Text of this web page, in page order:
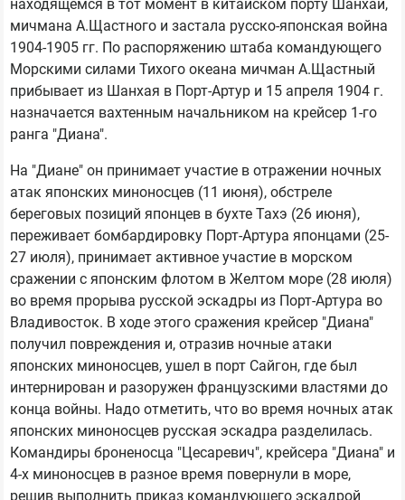
находящемся в тот момент в китайском порту Шанхай,
мичмана А.Щастного и застала русско-японская война
1904-1905 гг. По распоряжению штаба командующего
Морскими силами Тихого океана мичман А.Щастный
прибывает из Шанхая в Порт-Артур и 15 апреля 1904 г.
назначается вахтенным начальником на крейсер 1-го
ранга "Диана".
На "Диане" он принимает участие в отражении ночных
атак японских миноносцев (11 июня), обстреле
береговых позиций японцев в бухте Тахэ (26 июня),
переживает бомбардировку Порт-Артура японцами (25-
27 июля), принимает активное участие в морском
сражении с японским флотом в Желтом море (28 июля)
во время прорыва русской эскадры из Порт-Артура во
Владивосток. В ходе этого сражения крейсер "Диана"
получил повреждения и, отразив ночные атаки
японских миноносцев, ушел в порт Сайгон, где был
интернирован и разоружен французскими властями до
конца войны. Надо отметить, что во время ночных атак
японских миноносцев русская эскадра разделилась.
Командиры броненосца "Цесаревич", крейсера "Диана" и
4-х миноносцев в разное время повернули в море,
решив выполнить приказ командующего эскадрой